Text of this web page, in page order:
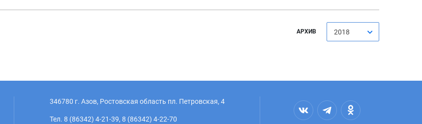
АРХИВ 2018
346780 г. Азов, Ростовская область пл. Петровская, 4
Тел. 8 (86342) 4-21-39, 8 (86342) 4-22-70